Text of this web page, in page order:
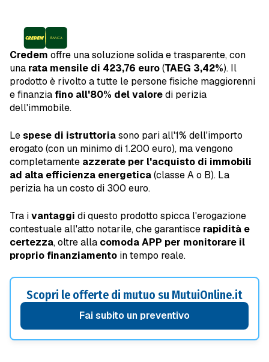
Credem offre una soluzione solida e trasparente, con
una rata mensile di 423,76 euro(TAEG 3,42%). Il
prodotto è rivolto a tutte le persone fisiche maggiorenni
e finanzia fino all'80% del valoredi perizia
dell'immobile.
Lespese di istruttoriasono pari all'1% dell'importo
erogato (con un minimo di 1.200 euro), ma vengono
completamente azzerate per l'acquisto di immobili
ad alta efficienza energetica(classe A o B). La
perizia ha un costo di 300 euro.
Tra ivantaggi di questo prodotto spicca l'erogazione
contestuale all'atto notarile, che garantisce rapidità e
certezza, oltre alla comoda APP per monitorare il
proprio finanziamento in tempo reale.
Scopri le offerte di mutuo su MutuiOnline.it
Fai subito un preventivo